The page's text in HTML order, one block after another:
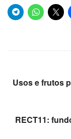
Usos e frutos
RECT11: